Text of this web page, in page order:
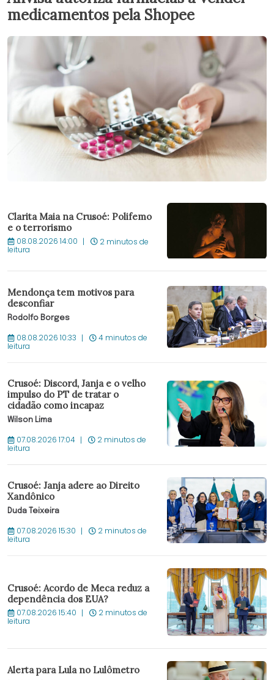
medicamentos pela Shopee
Clarita Maia na Crusoé: Polifemo
e o terrorismo
08.08.2026 14:00 2 minutos de
leitura
Mendonça tem motivos para
desconfiar
Rodolfo Borges
08.08.2026 10:33 4 minutos de
leitura
Crusoé: Discord, Janja e o velho
impulso do PT de tratar o
cidadão como incapaz
Wilson Lima
07.08.2026 17:04 2 minutos de
leitura
Crusoé: Janja adere ao Direito
Xandônico
Duda Teixeira
07.08.2026 15:30 2 minutos de
leitura
Crusoé: Acordo de Meca reduz a
dependência dos EUA?
07.08.2026 15:40 2 minutos de
leitura
Alerta para Lula no Lulômetro